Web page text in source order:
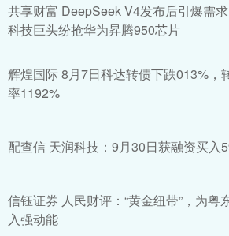
共享财富 DeepSeek V4发布后引爆需
科技巨头纷抢华为昇腾950芯片
辉煌国际 8月7日科达转债下跌013%，
率1192%
配查信 天润科技：9月30日获融资买入
信钰证券 人民财评：“黄金纽带”，为粤
入强动能